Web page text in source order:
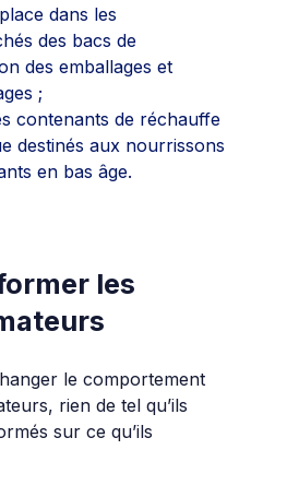
dans les
des bacs de
des emballages et
;
contenants de réchauffe
destinés aux nourrissons
en bas âge.
les
le comportement
rien de tel qu’ils
sur ce qu’ils